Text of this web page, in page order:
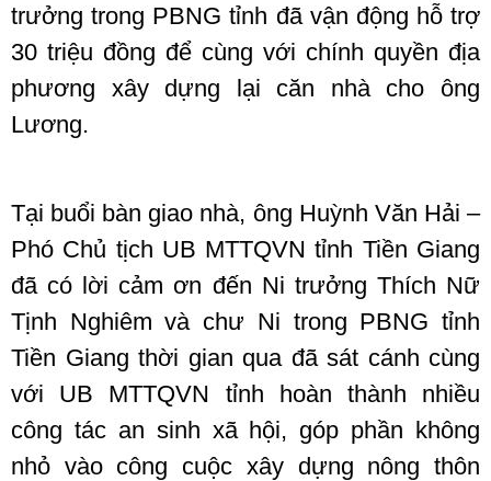
trưởng trong PBNG tỉnh đã vận động hỗ trợ
30 triệu đồng để cùng với chính quyền địa
phương xây dựng lại căn nhà cho ông
Lương.
Tại buổi bàn giao nhà, ông Huỳnh Văn Hải –
Phó Chủ tịch UB MTTQVN tỉnh Tiền Giang
đã có lời cảm ơn đến Ni trưởng Thích Nữ
Tịnh Nghiêm và chư Ni trong PBNG tỉnh
Tiền Giang thời gian qua đã sát cánh cùng
với UB MTTQVN tỉnh hoàn thành nhiều
công tác an sinh xã hội, góp phần không
nhỏ vào công cuộc xây dựng nông thôn